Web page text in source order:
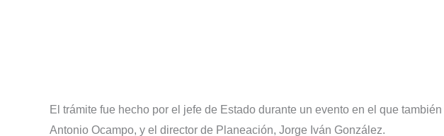
El trámite fue hecho por el jefe de Estado durante un evento en el que
Antonio Ocampo, y el director de Planeación, Jorge Iván González.